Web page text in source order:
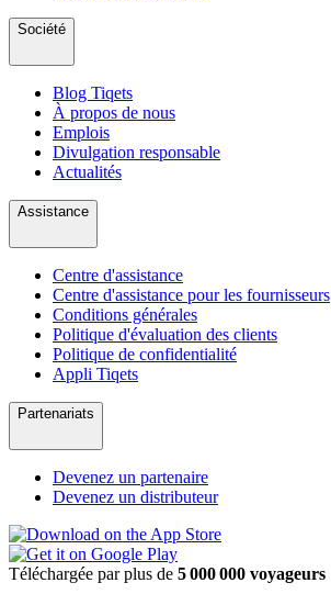
Société
Blog Tiqets
À propos de nous
Emplois
Divulgation responsable
Actualités
Assistance
Centre d'assistance
Centre d'assistance pour les fournisseurs
Conditions générales
Politique d'évaluation des clients
Politique de confidentialité
Appli Tiqets
Partenariats
Devenez un partenaire
Devenez un distributeur
Téléchargée par plus de 5 000 000 voyageurs